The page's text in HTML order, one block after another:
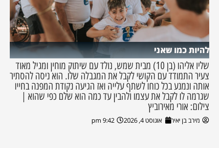
להיות כמו שאני
שליו אליהו (בן 10) מבית שמש, נולד עם שיתוק מוחין ומגיל מאוד
צעיר התמודד עם הקושי לקבל את המגבלה שלו. הוא ניסה להסתיר
אותה ונמנע בכל כוחו לשתף עלייה ואז הגיעה נקודת המפנה בחייו
שגרמה לו לקבל את עצמו ולהבין עד כמה הוא שלם כפי שהוא |
צילום: אורי מאירוביץ
מירב בן יאיר אוגוסט 4, 2026 9:42 pm